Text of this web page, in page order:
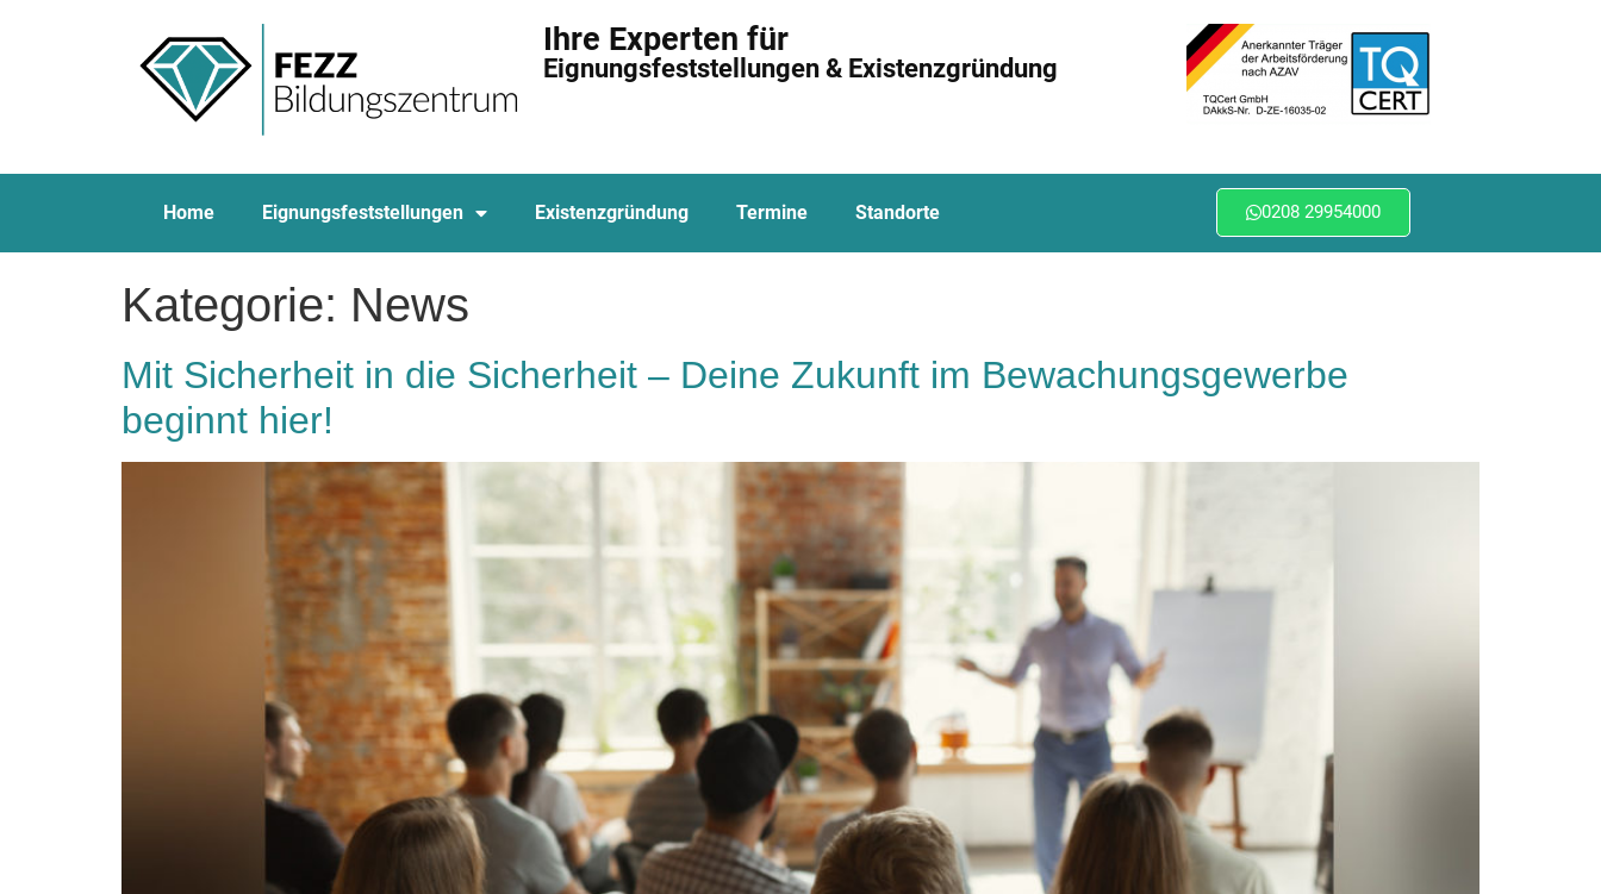
Ihre Experten für
Eignungsfeststellungen & Existenzgründung
Home Eignungsfeststellungen Existenzgründung Termine Standorte 0208 29954000
Kategorie: News
Mit Sicherheit in die Sicherheit – Deine Zukunft im Bewachungsgewerbe
beginnt hier!